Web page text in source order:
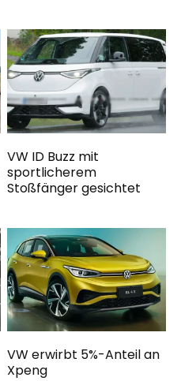
VW ID Buzz mit
sportlicherem
Stoßfänger gesichtet
VW erwirbt 5%-Anteil an
Xpeng